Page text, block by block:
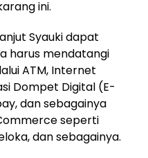
ini.
Syauki dapat
harus mendatangi
ATM, Internet
Dompet Digital (E-
dan sebagainya
seperti
dan sebagainya.